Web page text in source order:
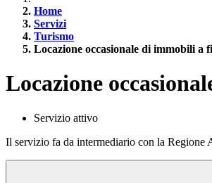
Home
Servizi
Turismo
Locazione occasionale di immobili a
Locazione
Servizio attivo
Il servizio fa da intermediario con la Regione